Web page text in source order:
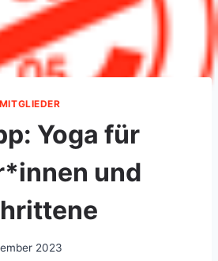
Yoga für
und
2023